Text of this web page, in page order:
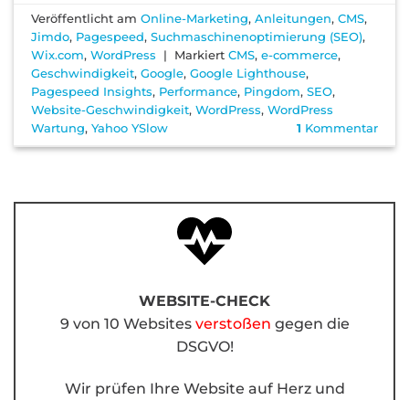
Veröffentlicht amOnline-Marketing,Anleitungen,CMS,
Jimdo, Pagespeed,Suchmaschinenoptimierung (SEO),
Wix.com,WordPress | MarkiertCMS,e-commerce,
Geschwindigkeit,Google,Google Lighthouse,
Pagespeed Insights, Performance, Pingdom,SEO,
Website-Geschwindigkeit,WordPress,WordPress
Wartung,Yahoo YSlow 1 Kommentar
WEBSITE-CHECK
9 von 10 Websites verstoßen gegen die
DSGVO!
Wir prüfen Ihre Website auf Herz und